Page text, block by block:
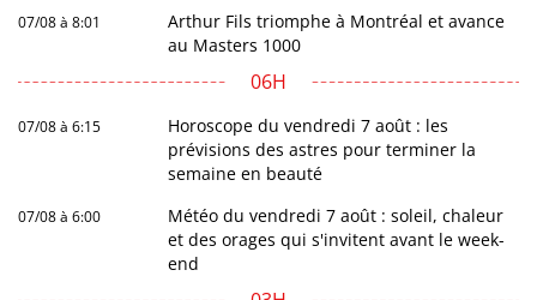
07/08 à 8:01
Arthur Fils triomphe à Montréal et avance
au Masters 1000
06H
07/08 à 6:15
Horoscope du vendredi 7 août : les
prévisions des astres pour terminer la
semaine en beauté
07/08 à 6:00
Météo du vendredi 7 août : soleil, chaleur
et des orages qui s'invitent avant le week-
end